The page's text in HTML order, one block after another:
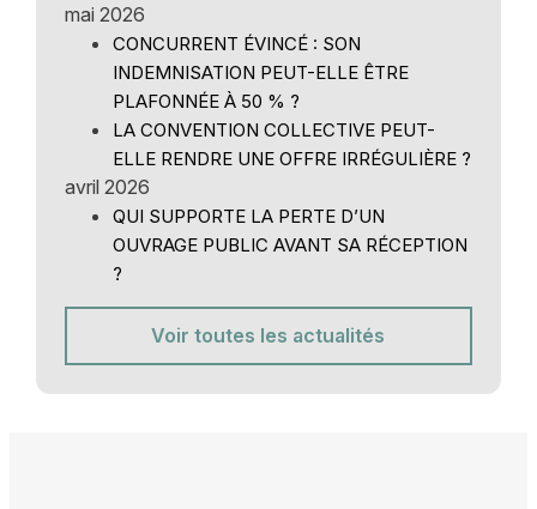
mai 2026
CONCURRENT ÉVINCÉ : SON
INDEMNISATION PEUT-ELLE ÊTRE
PLAFONNÉE À 50 % ?
LA CONVENTION COLLECTIVE PEUT-
ELLE RENDRE UNE OFFRE IRRÉGULIÈRE ?
avril 2026
QUI SUPPORTE LA PERTE D’UN
OUVRAGE PUBLIC AVANT SA RÉCEPTION
?
Voir toutes les actualités